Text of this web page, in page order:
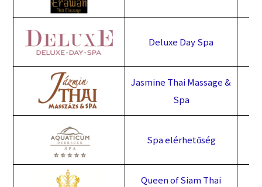
Deluxe Day Spa
Jasmine Thai Massage &
Spa
Spa elérhetőség
Queen of Siam Thai